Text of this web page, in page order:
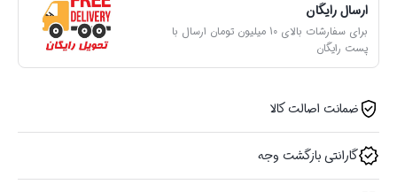
ارسال رایگان
برای سفارشات بالای 10 میلیون تومان ارسال با
پست رایگان
ضمانت اصالت کالا
گارانتی بازگشت وجه